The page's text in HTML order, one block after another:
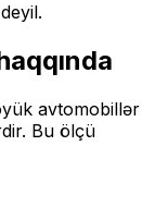
avtomobillər
Bu ölçü